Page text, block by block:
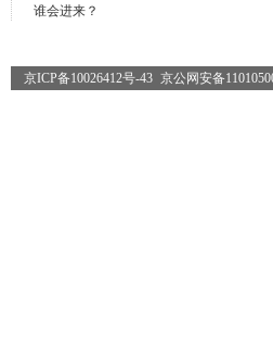
谁会进来？
京ICP备10026412号-43 京公网安备